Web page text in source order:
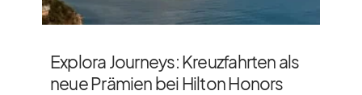
Explora Journeys: Kreuzfahrten als
neue Prämien bei Hilton Honors